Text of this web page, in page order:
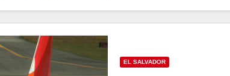
EL SALVADOR